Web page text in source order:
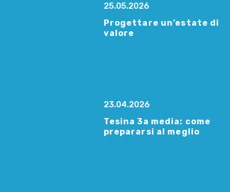
25.05.2026
Progettare un’estate di
valore
23.04.2026
Tesina 3a media: come
prepararsi al meglio